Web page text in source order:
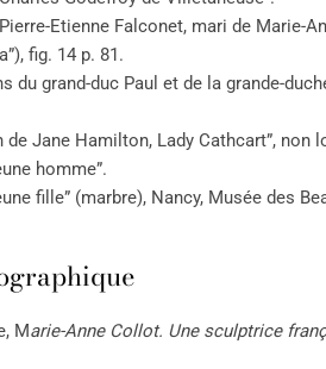
Etienne Falconet, mari de Marie-
fig. 14 p. 81.
du grand-duc Paul et de la grande-
de Jane Hamilton, Lady Cathcart”, non
homme”.
fille” (marbre), Nancy, Musée des
Marie-Anne Collot. Une sculptrice